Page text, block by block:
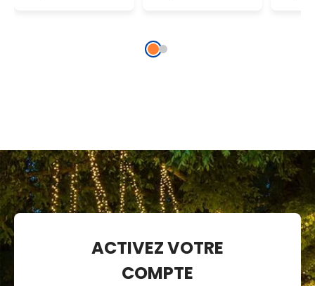
ACTIVEZ VOTRE
COMPTE